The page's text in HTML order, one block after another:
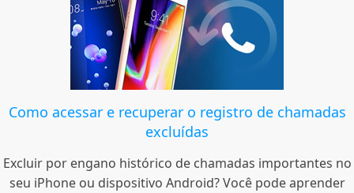
Como acessar e recuperar o registro de chamadas
excluídas
Excluir por engano histórico de chamadas importantes no
seu iPhone ou dispositivo Android? Você pode aprender